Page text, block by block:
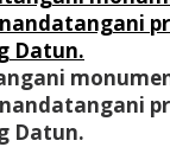
Datun.